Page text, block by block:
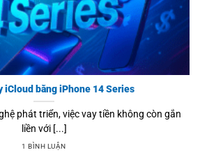
iCloud bằng iPhone 14 Series
phát triển, việc vay tiền không còn gắn
liền với [...]
1 BÌNH LUẬN